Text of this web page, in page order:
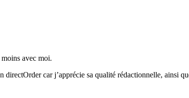
avec moi.
car j’apprécie sa qualité rédactionnelle, ainsi